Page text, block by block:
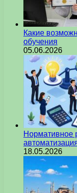
Какие
обучения
05.06.2026
Нормативное
18.05.2026